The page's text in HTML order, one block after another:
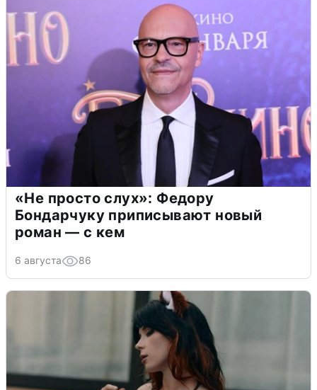
«Не просто слух»: Федору
Бондарчуку приписывают новый
роман — с кем
6 августа 86